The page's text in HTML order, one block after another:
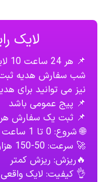
لایک
نیز می توانید برای
📌 پیج عمومی باشد
📌 ثبت یک سفارش هر 24 ساعت امکان پذیر است.
🌐 شروع: 0 تا 1 ساعت
🚀 سرعت: 50-150 هزار در روز
🔥ریزش: ریزش کمتر
👌 کیفیت: لایک